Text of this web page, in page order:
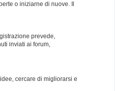
o iniziarne di nuove. Il
prevede,
inviati ai forum,
cercare di migliorarsi e